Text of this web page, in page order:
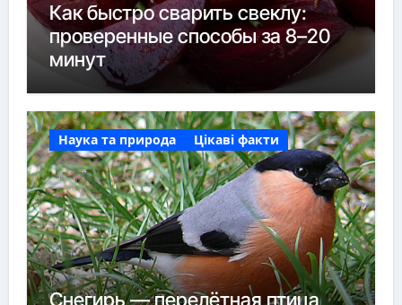
Как быстро сварить свеклу:
проверенные способы за 8–20
минут
Наука та природа Цікаві факти
Снегирь — перелётная птица